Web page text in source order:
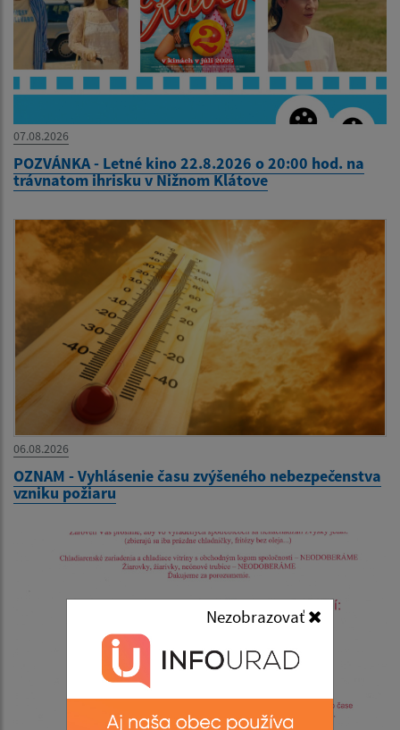
Nezobrazovať
07.08.2026
POZVÁNKA - Letné kino 22.8.2026 o 20:00 hod. na
trávnatom ihrisku v Nižnom Klátove
06.08.2026
OZNAM - Vyhlásenie času zvýšeného nebezpečenstva
vzniku požiaru